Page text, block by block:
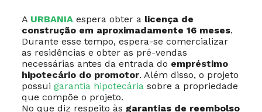
A URBANIA espera obter a licença de
construção em aproximadamente 16 meses.
Durante esse tempo, espera-se comercializar
as residências e obter as pré-vendas
necessárias antes da entrada do empréstimo
hipotecário do promotor. Além disso, o projeto
possui garantia hipotecária sobre a propriedade
que compõe o projeto.
No que diz respeito às garantias de reembolso